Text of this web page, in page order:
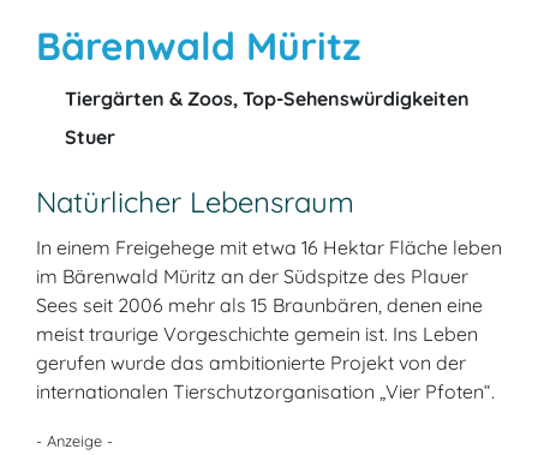
Bärenwald Müritz
Tiergärten & Zoos, Top-Sehenswürdigkeiten
Stuer
Natürlicher Lebensraum
In einem Freigehege mit etwa 16 Hektar Fläche leben
im Bärenwald Müritz an der Südspitze des Plauer
Sees seit 2006 mehr als 15 Braunbären, denen eine
meist traurige Vorgeschichte gemein ist. Ins Leben
gerufen wurde das ambitionierte Projekt von der
internationalen Tierschutzorganisation „Vier Pfoten“.
- Anzeige -